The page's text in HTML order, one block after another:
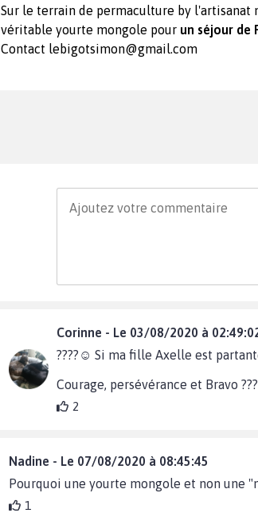
Sur le terrain de permaculture by l'artisanat
véritable yourte mongole pour un séjour de
Contact lebigotsimon@gmail.com
Corinne - Le 03/08/2020 à
????☺️ Si ma fille Axelle est
Courage, persévérance et Bravo
2
Nadine - Le 07/08/2020 à 08:45:45
Pourquoi une yourte mongole et non une
1